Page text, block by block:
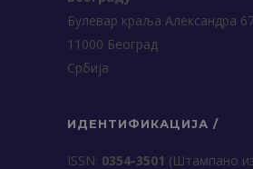
Булевар краља Александра
11000 Београд
Србија
ИДЕНТИФИКАЦИЈА /
ISSN: 0354-3501 (Штампано